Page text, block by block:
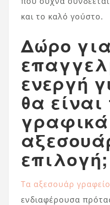
και το καλό γούστο.
Δώρο για
ενεργή
θα είναι
γραφικά
επιλογή;
Τα αξεσουάρ
ενδιαφέρουσα